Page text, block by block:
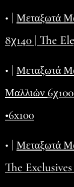
• | Μεταξωτά
8χ140 | The
• | Μεταξωτά
Μαλλιών
•6x100
• | Μεταξωτά
The